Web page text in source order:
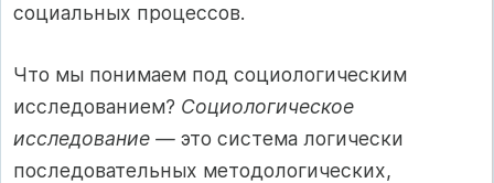
социальных процессов.
Что мы понимаем под социологическим
исследованием? Социологическое
исследование — это система логически
последовательных методологических,